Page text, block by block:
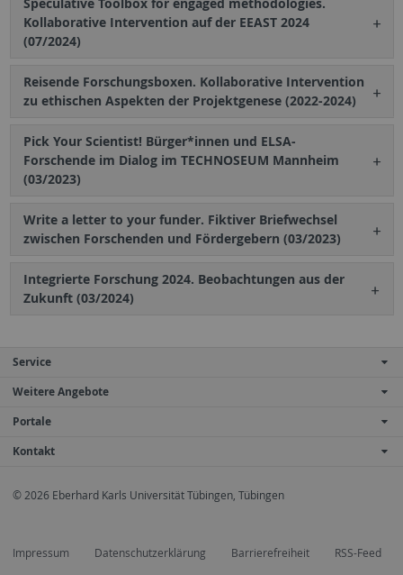
Kollaborative Intervention auf der EEAST 2024
(07/2024)
Reisende Forschungsboxen. Kollaborative Intervention
zu ethischen Aspekten der Projektgenese (2022-2024)
Pick Your Scientist! Bürger*innen und ELSA-
Forschende im Dialog im TECHNOSEUM Mannheim
(03/2023)
Write a letter to your funder. Fiktiver Briefwechsel
zwischen Forschenden und Fördergebern (03/2023)
Integrierte Forschung 2024. Beobachtungen aus der
Zukunft (03/2024)
Service
Weitere Angebote
Portale
Kontakt
© 2026 Eberhard Karls Universität Tübingen, Tübingen
Impressum Datenschutzerklärung Barrierefreiheit RSS-Feed